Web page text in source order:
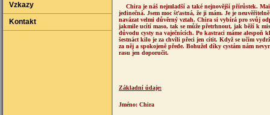
Vzkazy
Kontakt
Chira je náš nejmladší a také nejnovější přírůstek.
jedinečná. Jsem moc šťastná, že ji mám. Je je
navázat velmi důvěrný vztah. Chira si vybírá pro svůj
jakmile ucítí maso, tak se může přetrhnout, jak běží k
důvodu cysty na vaječnících. Po kastraci máme
šestnáct kilo je za chvíli přeci jen cítit. Když se učím
za něj a spokojeně přede. Bohužel díky cystám nám
rasu jen doporučit.
Základní údaje:
Jméno: Chira